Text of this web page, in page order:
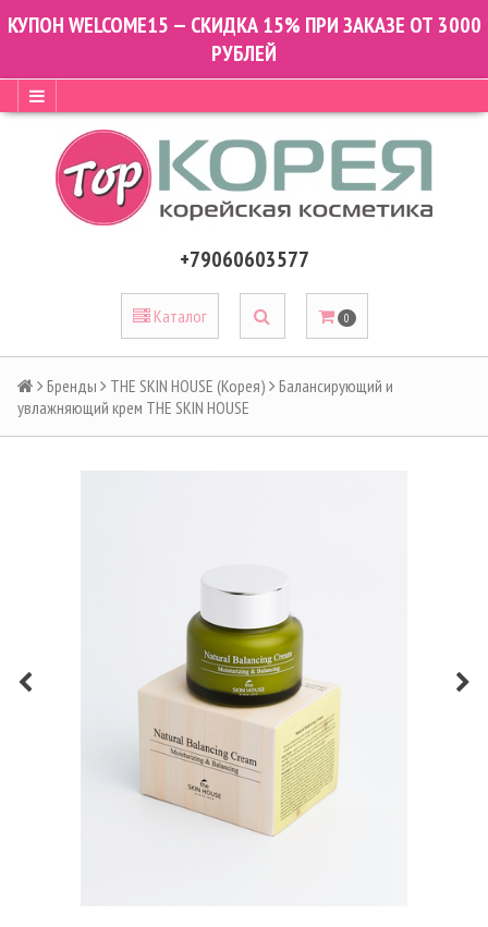
КУПОН WELCOME15 — СКИДКА 15% ПРИ ЗАКАЗЕ ОТ 3000
РУБЛЕЙ
+79060603577
Каталог 0
Бренды THE SKIN HOUSE (Корея)
Балансирующий и
увлажняющий крем THE SKIN HOUSE